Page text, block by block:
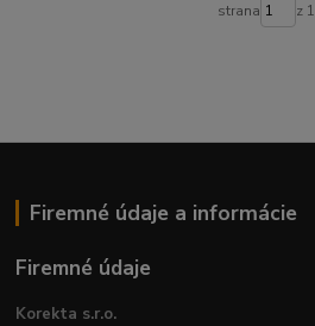
strana z 1
Firemné údaje a informácie
Firemné údaje
Korekta s.r.o.